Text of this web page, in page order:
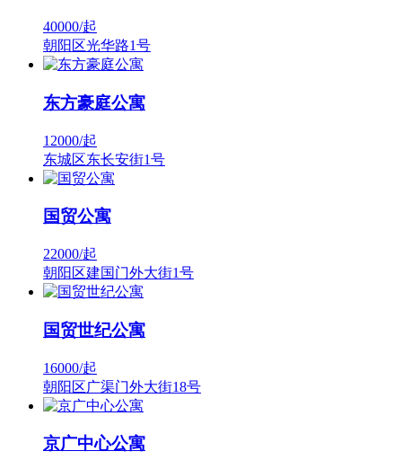
40000/起
朝阳区光华路1号
东方豪庭公寓
12000/起
东城区东长安街1号
国贸公寓
22000/起
朝阳区建国门外大街1号
国贸世纪公寓
16000/起
朝阳区广渠门外大街18号
京广中心公寓